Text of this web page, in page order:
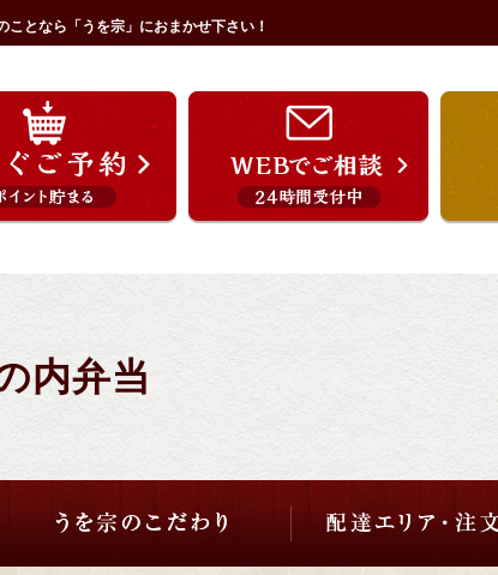
となら「うを宗」におまかせ下さい！
内弁当
うを宗のこだわり
ご用途から選ぶ